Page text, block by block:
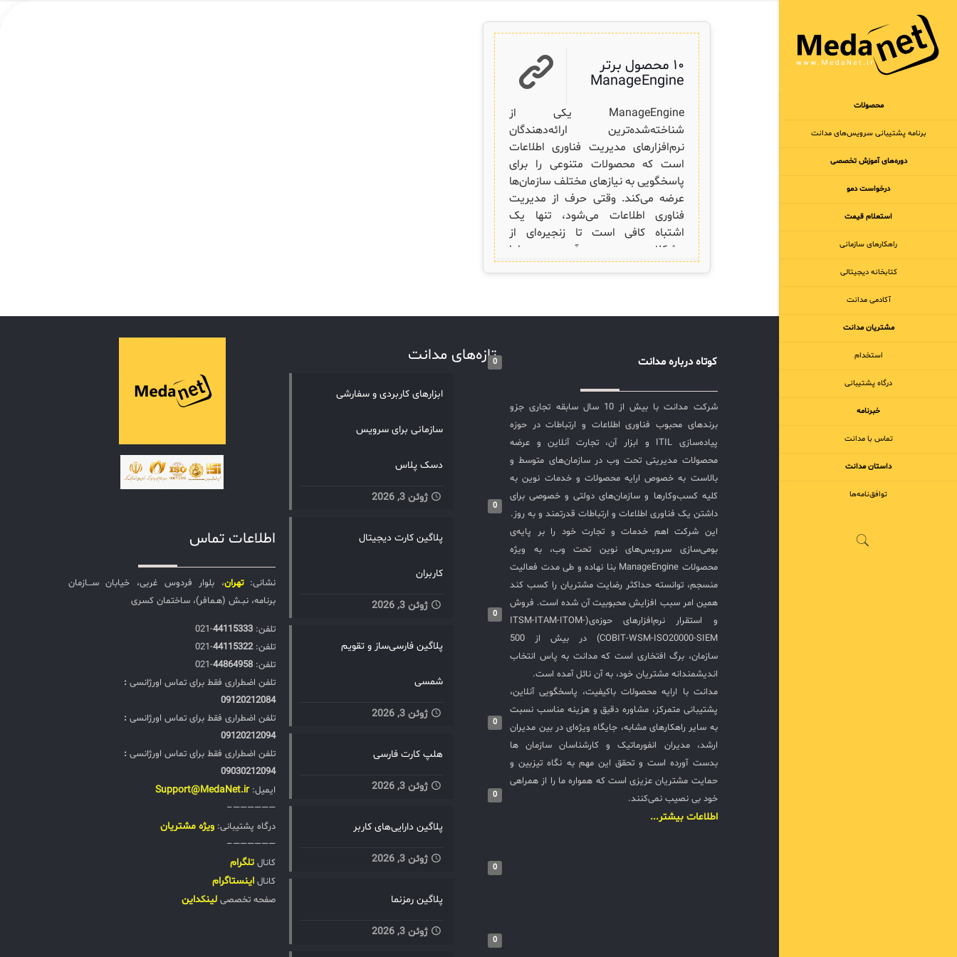
محصولات
برنامه‌ پشتیبانی سرویس‌های مدانت
دوره‌های آموزش تخصصی
درخواست دمو
استعلام قیمت
راهکارهای سازمانی
کتابخانه دیجیتالی
آکادمی مدانت
مشتریان مدانت
استخدام
درگاه پشتیبانی
خبرنامه
تماس با مدانت
داستان مدانت
توافق‌نامه‌ها
۱۰ محصول برتر
ManageEngine
ManageEngine یکی از
شناخته‌شده‌ترین ارائه‌دهندگان
نرم‌افزارهای مدیریت فناوری اطلاعات
است که محصولات متنوعی را برای
پاسخگویی به نیازهای مختلف سازمان‌ها
عرضه می‌کند. وقتی حرف از مدیریت
فناوری اطلاعات می‌شود، تنها یک
اشتباه کافی است تا زنجیره‌ای از
مشکلات به‌وجود آید — اما
ManageEngine اینجاست تا با ۱۰
در دنیایی که هر ثانیه اهمیت دارد، این
از این محصولات، نتیجه سال‌ها تجربه و
نوآوری‌اند که مدیریت IT را از دغدغه به
نقطه قوت تبدیل می‌کنند. حالا وقت آن
است که این ۱۰ محصول را بشناسید و
تفاوت واقعی را احساس کنید. در اینجا
به معرفی ۱۰ محصول برتر
ManageEngine می‌پردازیم که به
دلیل ویژگی‌ها و کارایی‌های خاص خود
مورد توجه قرار گرفته‌اند همچنین با
جدول مقایسه‌ای با دو محصول مشابه یا
رقیب: محصول حوزه اهمیت این راهکار
ServiceDesk Plus ابزار ITIL برای
مدیریت تیکت و درخواست، مدیریت
دارایی، تحلیل داده‌ها و… افزایش
بهره‌وری در رسیدگی به مشکلات و
مدیریت منابع IT OpManager
مانیتورینگ شبکه، مدیریت پهنای باند،
گزارش‌گیری پیشگیری از اختلالات
شبکه و حفظ کیفیت خدمات IT
ADManager Plus مدیریت کاربران و
گروه‌های Active Directory، سیاست‌ها
حفظ امنیت و نظم ساختار دسترسی‌ها
در سازمان Patch Manager Plus
مدیریت پچ و به‌روزرسانی‌های نرم‌افزاری
جلوگیری از آسیب‌پذیری‌های امنیتی و
0 اطلاعات بیشتر
کوتاه درباره مدانت
شرکت مدانت با بیش از 10 سال سابقه تجاری جزو
برندهای محبوب فناوری اطلاعات و ارتباطات در حوزه
پیاده‌سازی ITIL و ابزار آن، تجارت آنلاین و عرضه
محصولات مدیریتی تحت وب در سازمان‌های متوسط و
بالاست به خصوص ارایه محصولات و خدمات نوین به
کلیه کسب‌وکارها و سازمان‌های دولتی و خصوصی برای
داشتن یک فناوری اطلاعات و ارتباطات قدرتمند و به روز.
این شرکت اهم خدمات و تجارت خود را بر پایه‌ی
بومی‌سازی سرویس‌های نوین تحت وب، به ویژه
محصولات ManageEngine بنا نهاده و طی مدت فعالیت
منسجم، توانسته حداکثر رضایت مشتریان را کسب کند
همین امر سبب افزایش محبوبیت آن شده است. فروش
و استقرار نرم‌افزارهای حوزه‌ی(ITSM-ITAM-ITOM-
COBIT-WSM-ISO20000-SIEM) در بیش از 500
سازمان، برگ افتخاری است که مدانت به پاس انتخاب
اندیشمندانه مشتریان خود، به آن نائل آمده است.
مدانت با ارایه محصولات باکیفیت، پاسخگویی آنلاین،
پشتیبانی متمرکز، مشاوره دقیق و هزینه مناسب نسبت
به سایر راهکارهای مشابه، جایگاه ویژه‌ای در بین مدیران
ارشد، مدیران انفورماتیک و کارشناسان سازمان ها
بدست آورده است و تحقق این مهم به نگاه تیزبین و
حمایت مشتریان عزیزی است که همواره ما را از همراهی
خود بی نصیب نمی‌کنند.
اطلاعات بیشتر...
تازه‌های مدانت
0
ابزارهای کاربردی و سفارشی
سازمانی برای سرویس
دسک پلاس
ژوئن 3, 2026
0
پلاگین کارت دیجیتال
کاربران
ژوئن 3, 2026
0
پلاگین فارسی‌ساز و تقویم
شمسی
ژوئن 3, 2026
0
هلپ کارت فارسی
ژوئن 3, 2026
0
پلاگین دارایی‌های کاربر
ژوئن 3, 2026
0
پلاگین رمزنما
ژوئن 3, 2026
0
اطلاعات تماس
نشانی:تهران، بلوار فردوس غربی، خیابان ســـازمان
برنامه، نبـش (هـمافر)، ساختمان کسری
تلفن:‌ 44115333
-021
تلفن:‌44115322
-021
تلفن:‌ 44864958
-021
تلفن اضطراری فقط برای تماس اورژانسی :
09120212084
تلفن اضطراری فقط برای تماس اورژانسی :
09120212094
تلفن اضطراری فقط برای تماس اورژانسی :
09030212094
ایمیل: Support@MedaNet.ir
——————–
درگاه پشتیبانی: ويژه مشتریان
——————–
کانال تلگرام
کانال اینستاگرام
صفحه تخصصی لینکداین